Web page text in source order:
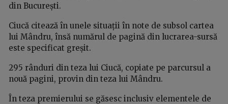
din București.
Ciucă citează în unele situații în note de subsol cartea
lui Mândru, însă numărul de pagină din lucrarea-sursă
este specificat greșit.
295 rânduri din teza lui Ciucă, copiate pe parcursul a
nouă pagini, provin din teza lui Mândru.
În teza premierului se găsesc inclusiv elementele de